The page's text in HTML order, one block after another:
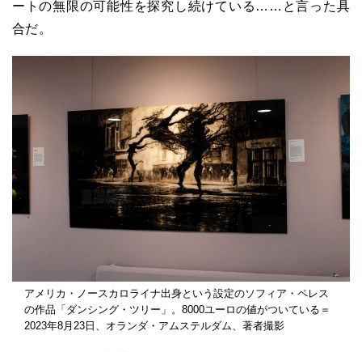
ートの無限の可能性を探究し続けている……と言った具
合だ。
アメリカ・ノースカロライナ出身という設定のソフィア・ペレス
の作品「ダンシング・ツリー」。8000ユーロの値がついている＝
2023年8月23日、オランダ・アムステルダム、著者撮影